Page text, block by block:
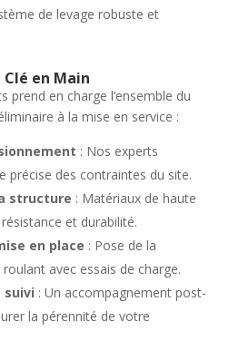
de levage robuste et
en Main
prend en charge l’ensemble du
à la mise en service :
: Nos experts
précise des contraintes du site.
structure : Matériaux de haute
et durabilité.
en place : Pose de la
avec essais de charge.
suivi : Un accompagnement post-
la pérennité de votre